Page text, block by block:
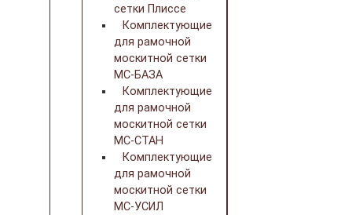
сетки Плиссе
Комплектующие
для рамочной
москитной сетки
МС-БАЗА
Комплектующие
для рамочной
москитной сетки
МС-СТАН
Комплектующие
для рамочной
москитной сетки
МС-УСИЛ